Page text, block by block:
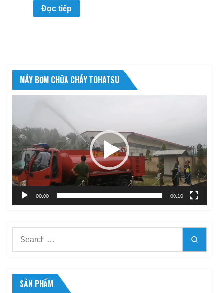
Đọc tiếp
MÁY BƠM CHỮA CHÁY TOHATSU
Video
00:00 00:10
SẢN PHẨM